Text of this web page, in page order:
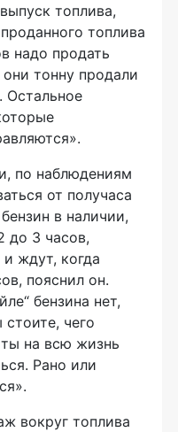
топлива,
топлива
надо продать
тонну продали
Остальное
по наблюдениям
от получаса
в наличии,
до 3 часов,
ждут, когда
пояснил он.
бензина нет,
чего
на всю жизнь
Рано или
вокруг топлива